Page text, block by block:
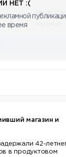
НЕТ :(
время
магазин и
42-
в продуктовом